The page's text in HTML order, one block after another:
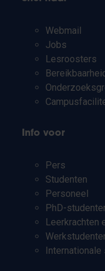
Webmail
Jobs
Lesroosters
Info voor
Pers
Studenten
Personeel
PhD-
Leerkrachten
Internationale